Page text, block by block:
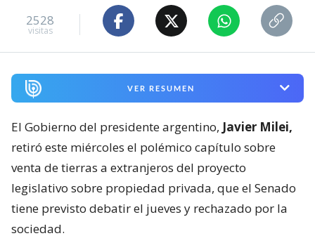
2528
visitas
VER RESUMEN
El Gobierno del presidente argentino, Javier Milei,
retiró este miércoles el polémico capítulo sobre
venta de tierras a extranjeros del proyecto
legislativo sobre propiedad privada, que el Senado
tiene previsto debatir el jueves y rechazado por la
sociedad.